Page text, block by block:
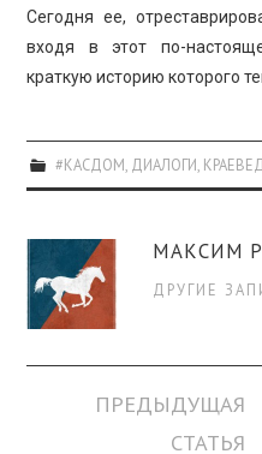
Сегодня ее,
входя в этот по-
краткую историю которого
#КАСДОМ ДИАЛОГИ
МАКСИМ
ДРУГИЕ
Навигация
ПРЕДЫДУЩАЯ
СТАТЬЯ